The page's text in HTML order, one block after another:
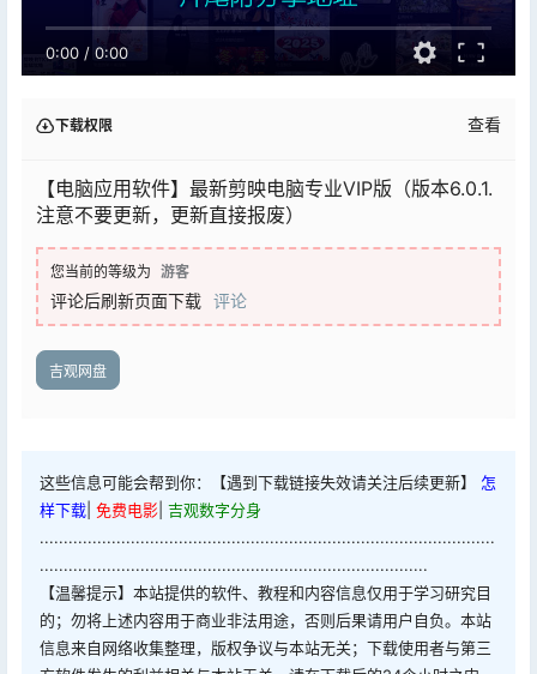
0:00 / 0:00
下载权限 查看
【电脑应用软件】最新剪映电脑专业VIP版（版本6.0.1.
注意不要更新，更新直接报废）
您当前的等级为 游客
评论后刷新页面下载 评论
吉观网盘
这些信息可能会帮到你：【遇到下载链接失效请关注后续更新】 怎
样下载 免费电影 吉观数字分身
...............................................................................................
.................................................................................
【温馨提示】本站提供的软件、教程和内容信息仅用于学习研究目
的；勿将上述内容用于商业非法用途，否则后果请用户自负。本站
信息来自网络收集整理，版权争议与本站无关；下载使用者与第三